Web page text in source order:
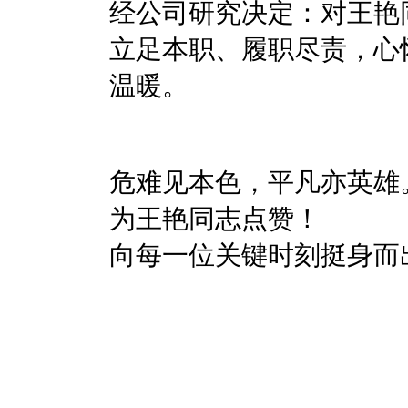
经公司研究决定：对王
立足本职、履职尽责，
温暖。
危难见本色，平凡亦英雄
为王艳同志点赞！
向每一位关键时刻挺身